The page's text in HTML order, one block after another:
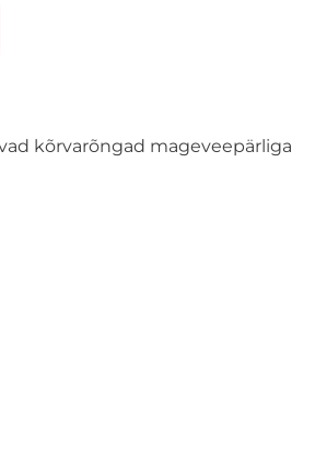
kõrvarõngad mageveepärliga